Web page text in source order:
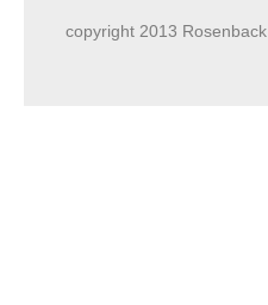
copyright 2013 Rosenback